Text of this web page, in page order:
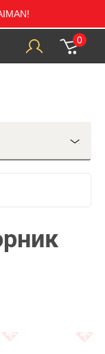
0